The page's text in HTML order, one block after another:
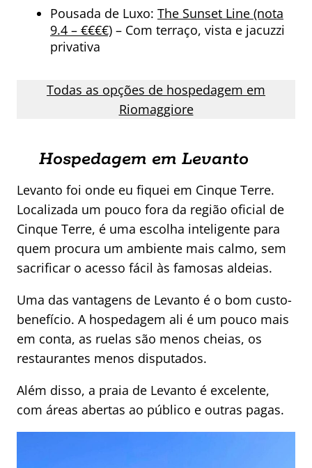
Pousada de Luxo: The Sunset Line (nota
9.4 – €€€€) – Com terraço, vista e jacuzzi
privativa
Todas as opções de hospedagem em
Riomaggiore
Hospedagem em Levanto
Levanto foi onde eu fiquei em Cinque Terre.
Localizada um pouco fora da região oficial de
Cinque Terre, é uma escolha inteligente para
quem procura um ambiente mais calmo, sem
sacrificar o acesso fácil às famosas aldeias.
Uma das vantagens de Levanto é o bom custo-
benefício. A hospedagem ali é um pouco mais
em conta, as ruelas são menos cheias, os
restaurantes menos disputados.
Além disso, a praia de Levanto é excelente,
com áreas abertas ao público e outras pagas.